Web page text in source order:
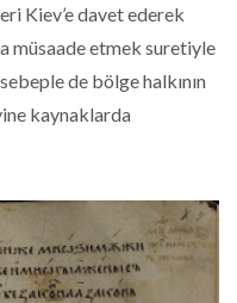
Kiev’e davet ederek
müsaade etmek suretiyle
de bölge halkının
kaynaklarda